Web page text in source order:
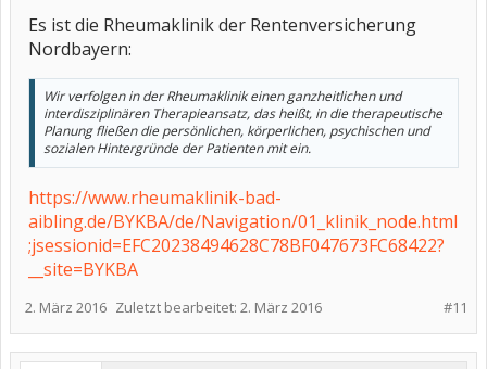
Es ist die Rheumaklinik der Rentenversicherung
Nordbayern:
Wir verfolgen in der Rheumaklinik einen ganzheitlichen und
interdisziplinären Therapieansatz, das heißt, in die therapeutische
Planung fließen die persönlichen, körperlichen, psychischen und
sozialen Hintergründe der Patienten mit ein.
https://www.rheumaklinik-bad-
aibling.de/BYKBA/de/Navigation/01_klinik_node.html
;jsessionid=EFC20238494628C78BF047673FC68422?
__site=BYKBA
#11
2. März 2016 Zuletzt bearbeitet: 2. März 2016